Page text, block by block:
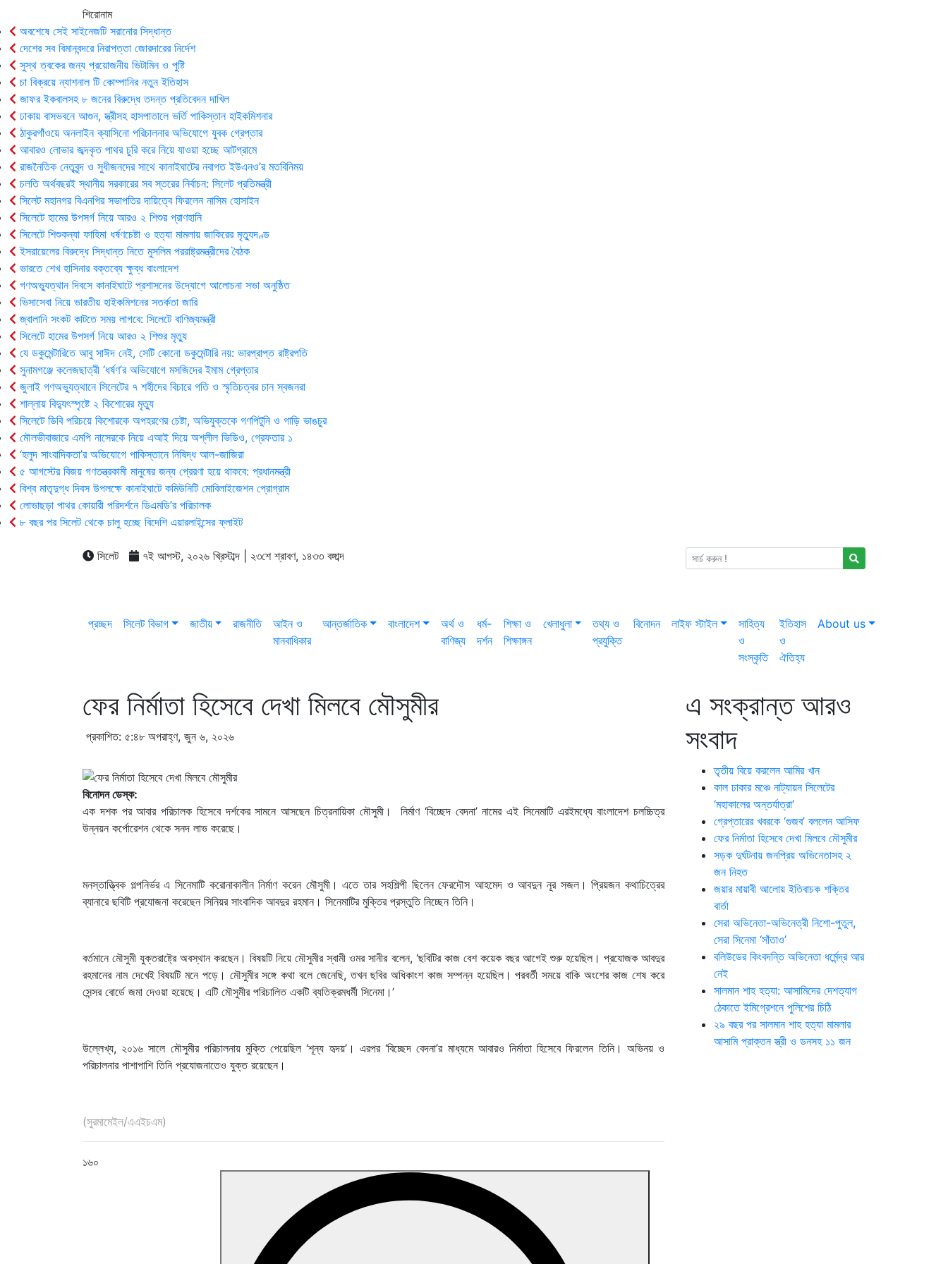
শিরোনাম
অবশেষে সেই সাইনেজটি সরানোর সিদ্ধান্ত
দেশের সব বিমানবন্দরে নিরাপত্তা জোরদারের নির্দেশ
সুস্থ ত্বকের জন্য প্রয়োজনীয় ভিটামিন ও পুষ্টি
চা বিক্রয়ে ন্যাশনাল টি কোম্পানির নতুন ইতিহাস
জাফর ইকবালসহ ৮ জনের বিরুদ্ধে তদন্ত প্রতিবেদন দাখিল
ঢাকায় বাসভবনে আগুন, স্ত্রীসহ হাসপাতালে ভর্তি পাকিস্তান হাইকমিশনার
ঠাকুরগাঁওয়ে অনলাইন ক্যাসিনো পরিচালনার অভিযোগে যুবক গ্রেপ্তার
আবারও লোভার জব্দকৃত পাথর চুরি করে নিয়ে যাওয়া হচ্ছে আটগ্রামে
রাজনৈতিক নেতৃবৃন্দ ও সুধীজনদের সাথে কানাইঘাটের নবাগত ইউএনও’র মতবিনিময়
চলতি অর্থবছরই স্থানীয় সরকারের সব স্তরের নির্বাচন: সিলেট প্রতিমন্ত্রী
সিলেট মহানগর বিএনপির সভাপতির দায়িত্বে ফিরলেন নাসিম হোসাইন
সিলেটে হামের উপসর্গ নিয়ে আরও ২ শিশুর প্রাণহানি
সিলেটে শিশুকন্যা ফাহিমা ধর্ষণচেষ্টা ও হত্যা মামলায় জাকিরের মৃত্যুদণ্ড
ইসরায়েলের বিরুদ্ধে সিদ্ধান্ত নিতে মুসলিম পররাষ্ট্রমন্ত্রীদের বৈঠক
ভারতে শেখ হাসিনার বক্তব্যে ক্ষুব্ধ বাংলাদেশ
গণঅভ্যুত্থান দিবসে কানাইঘাটে প্রশাসনের উদ্যোগে আলোচনা সভা অনুষ্ঠিত
ভিসাসেবা নিয়ে ভারতীয় হাইকমিশনের সতর্কতা জারি
জ্বালানি সংকট কাটতে সময় লাগবে: সিলেটে বাণিজ্যমন্ত্রী
সিলেটে হামের উপসর্গ নিয়ে আরও ২ শিশুর মৃত্যু
যে ডকুমেন্টারিতে আবু সাঈদ নেই, সেটি কোনো ডকুমেন্টারি নয়: ভারপ্রাপ্ত রাষ্ট্রপতি
সুনামগঞ্জে কলেজছাত্রী ‘ধর্ষণ’র অভিযোগে মসজিদের ইমাম গ্রেপ্তার
জুলাই গণঅভ্যুত্থানে সিলেটের ৭ শহীদের বিচারে গতি ও স্মৃতিচত্বর চান স্বজনরা
শাল্লায় বিদ্যুৎস্পৃষ্টে ২ কিশোরের মৃত্যু
সিলেটে ডিবি পরিচয়ে কিশোরকে অপহরণের চেষ্টা, অভিযুক্তকে গণপিটুনি ও গাড়ি ভাঙচুর
মৌলভীবাজারে এমপি নাসেরকে নিয়ে এআই দিয়ে অশ্লীল ভিডিও, গ্রেফতার ১
‘হলুদ সাংবাদিকতা’র অভিযোগে পাকিস্তানে নিষিদ্ধ আল-জাজিরা
৫ আগস্টের বিজয় গণতন্ত্রকামী মানুষের জন্য প্রেরণা হয়ে থাকবে: প্রধানমন্ত্রী
বিশ্ব মাতৃদুগ্ধ দিবস উপলক্ষে কানাইঘাটে কমিউনিটি মোবিলাইজেশন প্রোগ্রাম
লোভাছড়া পাথর কোয়ারী পরিদর্শনে ডিএমডি’র পরিচালক
৮ বছর পর সিলেট থেকে চালু হচ্ছে বিদেশি এয়ারলাইন্সের ফ্লাইট
সিলেট ৭ই আগস্ট, ২০২৬ খ্রিস্টাব্দ | ২৩শে শ্রাবণ, ১৪৩৩ বঙ্গাব্দ
প্রচ্ছদ সিলেট বিভাগ জাতীয় রাজনীতি
আইন ও
মানবাধিকার
আন্তর্জাতিক বাংলাদেশ
অর্থ ও
বাণিজ্য
ধর্ম-
দর্শন
শিক্ষা ও
শিক্ষাঙ্গন
খেলাধুলা
তথ্য ও
প্রযুক্তি
বিনোদন লাইফ স্টাইল
সাহিত্য
ও
সংস্কৃতি
ইতিহাস
ও
ঐতিহ্য
About us
ফের নির্মাতা হিসেবে দেখা মিলবে মৌসুমীর
প্রকাশিত: ৫:৪৮ অপরাহ্ণ, জুন ৬, ২০২৬
বিনোদন ডেস্ক:
এক দশক পর আবার পরিচালক হিসেবে দর্শকের সামনে আসছেন চিত্রনায়িকা মৌসুমী। নির্মাণ ‘বিচ্ছেদ বেদনা’ নামের এই সিনেমাটি এরইমধ্যে বাংলাদেশ চলচ্চিত্র
উন্নয়ন কর্পোরেশন থেকে সনদ লাভ করেছে।
মনস্তাত্ত্বিক গল্পনির্ভর এ সিনেমাটি করোনাকালীন নির্মাণ করেন মৌসুমী। এতে তার সহশিল্পী ছিলেন ফেরদৌস আহমেদ ও আবদুন নূর সজল। প্রিয়জন কথাচিত্রের
ব্যানারে ছবিটি প্রযোজনা করেছেন সিনিয়র সাংবাদিক আবদুর রহমান। সিনেমাটির মুক্তির প্রস্তুতি নিচ্ছেন তিনি।
বর্তমানে মৌসুমী যুক্তরাষ্ট্রে অবস্থান করছেন। বিষয়টি নিয়ে মৌসুমীর স্বামী ওমর সানীর বলেন, ‘ছবিটির কাজ বেশ কয়েক বছর আগেই শুরু হয়েছিল। প্রযোজক আবদুর
রহমানের নাম দেখেই বিষয়টি মনে পড়ে। মৌসুমীর সঙ্গে কথা বলে জেনেছি, তখন ছবির অধিকাংশ কাজ সম্পন্ন হয়েছিল। পরবর্তী সময়ে বাকি অংশের কাজ শেষ করে
সেন্সর বোর্ডে জমা দেওয়া হয়েছে। এটি মৌসুমীর পরিচালিত একটি ব্যতিক্রমধর্মী সিনেমা।’
উল্লেখ্য, ২০১৬ সালে মৌসুমীর পরিচালনায় মুক্তি পেয়েছিল ‘শূন্য হৃদয়’। এরপর ‘বিচ্ছেদ বেদনা’র মাধ্যমে আবারও নির্মাতা হিসেবে ফিরলেন তিনি। অভিনয় ও
পরিচালনার পাশাপাশি তিনি প্রযোজনাতেও যুক্ত রয়েছেন।
(সুরমামেইল/এএইচএম)
১৬০
এ সংক্রান্ত আরও
সংবাদ
তৃতীয় বিয়ে করলেন আমির খান
কাল ঢাকার মঞ্চে নাট্যায়ন সিলেটের
‘মহাকালের অন্তর্যাত্রা’
গ্রেপ্তারের খবরকে ‘গুজব’ বললেন আসিফ
ফের নির্মাতা হিসেবে দেখা মিলবে মৌসুমীর
সড়ক দুর্ঘটনায় জনপ্রিয় অভিনেতাসহ ২
জন নিহত
জয়ার মায়াবী আলোয় ইতিবাচক শক্তির
বার্তা
সেরা অভিনেতা-অভিনেত্রী নিশো-পুতুল,
সেরা সিনেমা ‘সাঁতাও’
বলিউডের কিংবদন্তি অভিনেতা ধর্মেন্দ্র আর
নেই
সালমান শাহ হত্যা: আসামিদের দেশত্যাগ
ঠেকাতে ইমিগ্রেশনে পুলিশের চিঠি
২৯ বছর পর সালমান শাহ হত্যা মামলার
আসামি প্রাক্তন স্ত্রী ও ডনসহ ১১ জন